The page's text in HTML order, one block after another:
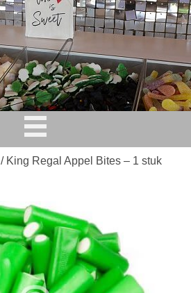
/ King Regal Appel Bites – 1 stuk